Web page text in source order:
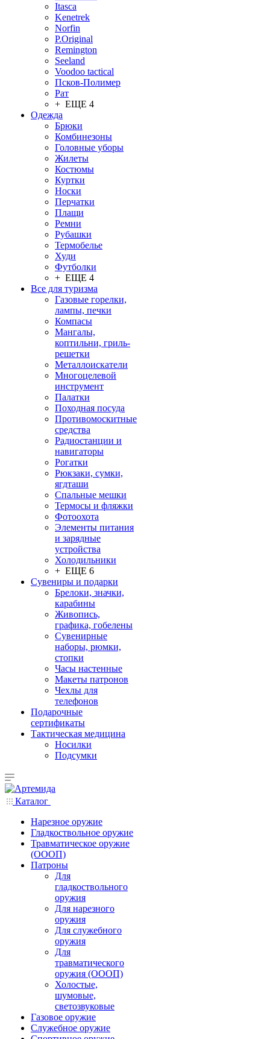
Itasca
Kenetrek
Norfin
P.Original
Remington
Seeland
Voodoo tactical
Псков-Полимер
Рат
+ ЕЩЕ 4
Одежда
Брюки
Комбинезоны
Головные уборы
Жилеты
Костюмы
Куртки
Носки
Перчатки
Плащи
Ремни
Рубашки
Термобелье
Худи
Футболки
+ ЕЩЕ 4
Все для туризма
Газовые горелки,
лампы, печки
Компасы
Мангалы,
коптильни, гриль-
решетки
Металлоискатели
Многоцелевой
инструмент
Палатки
Походная посуда
Противомоскитные
средства
Радиостанции и
навигаторы
Рогатки
Рюкзаки, сумки,
ягдташи
Спальные мешки
Термосы и фляжки
Фотоохота
Элементы питания
и зарядные
устройства
Холодильники
+ ЕЩЕ 6
Сувениры и подарки
Брелоки, значки,
карабины
Живопись,
графика, гобелены
Сувенирные
наборы, рюмки,
стопки
Часы настенные
Макеты патронов
Чехлы для
телефонов
Подарочные
сертификаты
Тактическая медицина
Носилки
Подсумки
Каталог
Нарезное оружие
Гладкоствольное оружие
Травматическое оружие
(ОООП)
Патроны
Для
гладкоствольного
оружия
Для нарезного
оружия
Для служебного
оружия
Для
травматического
оружия (ОООП)
Холостые,
шумовые,
светозвуковые
Газовое оружие
Служебное оружие